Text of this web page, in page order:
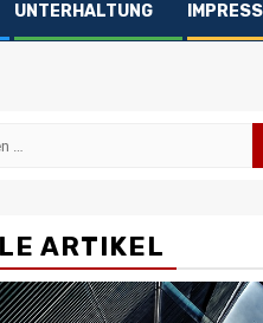
UNTERHALTUNG
ARTIKEL